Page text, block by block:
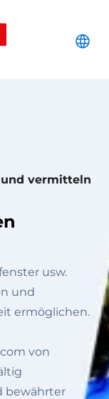
Schneider
vermitteln
usw.
und
ermöglichen.
von
bewährter